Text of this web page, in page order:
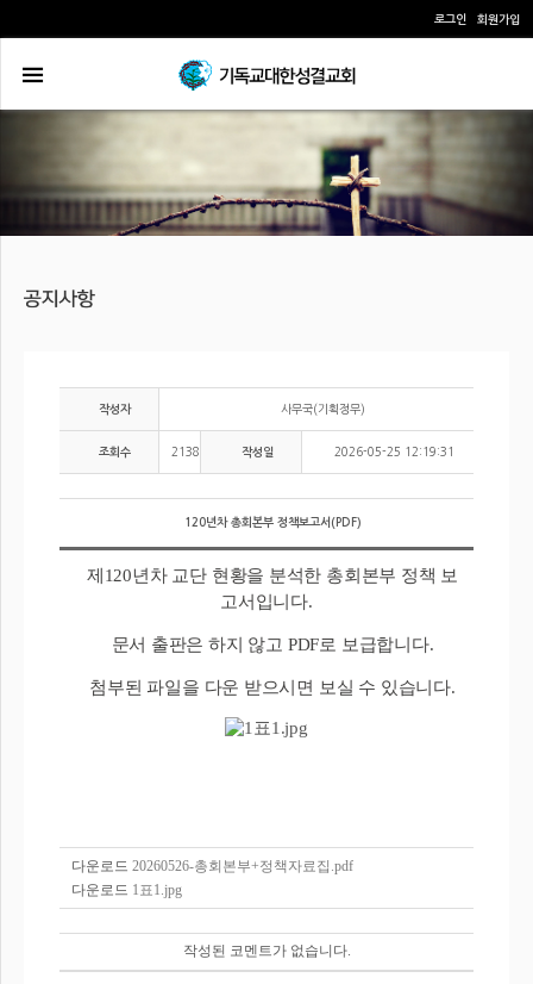
로그인 회원가입
작성자 사무국(기획정무)
조회수 2138 작성일 2026-05-25 12:19:31
120년차 총회본부 정책보고서(PDF)
제120년차 교단 현황을 분석한 총회본부 정책 보
고서입니다.
문서 출판은 하지 않고 PDF로 보급합니다.
첨부된 파일을 다운 받으시면 보실 수 있습니다.
다운로드 20260526-총회본부+정책자료집.pdf
다운로드 1표1.jpg